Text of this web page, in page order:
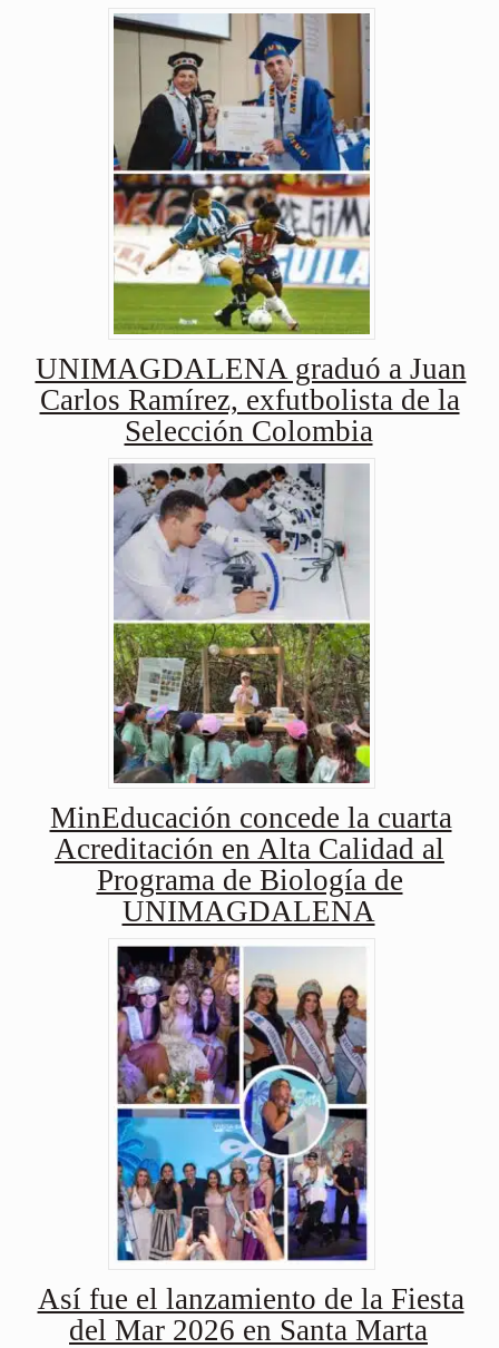
UNIMAGDALENA graduó a Juan
Carlos Ramírez, exfutbolista de la
Selección Colombia
MinEducación concede la cuarta
Acreditación en Alta Calidad al
Programa de Biología de
UNIMAGDALENA
Así fue el lanzamiento de la Fiesta
del Mar 2026 en Santa Marta